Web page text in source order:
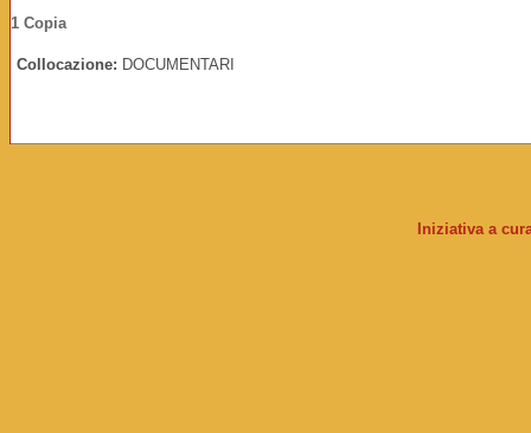
1 Copia
Collocazione: DOCUMENTARI
Iniziativa a